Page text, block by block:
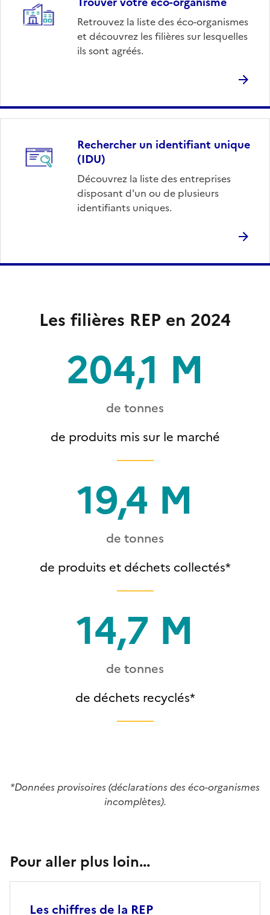
Retrouvez la liste des éco-organismes
et découvrez les filières sur lesquelles
ils sont agréés.
Rechercher un identifiant unique
(IDU)
Découvrez la liste des entreprises
disposant d'un ou de plusieurs
identifiants uniques.
Les filières REP en 2024
204,1 M
de tonnes
de produits mis sur le marché
19,4 M
de tonnes
de produits et déchets collectés*
14,7 M
de tonnes
de déchets recyclés*
*Données provisoires (déclarations des éco-organismes
incomplètes).
Titre
Pour aller plus loin...
Les chiffres de la REP